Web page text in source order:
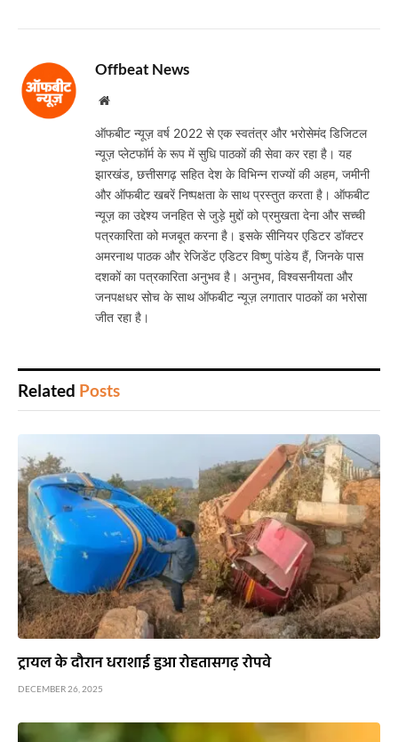
Offbeat News
Website
ऑफबीट न्यूज़ वर्ष 2022 से एक स्वतंत्र और भरोसेमंद डिजिटल
न्यूज़ प्लेटफॉर्म के रूप में सुधि पाठकों की सेवा कर रहा है। यह
झारखंड, छत्तीसगढ़ सहित देश के विभिन्न राज्यों की अहम, जमीनी
और ऑफबीट खबरें निष्पक्षता के साथ प्रस्तुत करता है। ऑफबीट
न्यूज़ का उद्देश्य जनहित से जुड़े मुद्दों को प्रमुखता देना और सच्ची
पत्रकारिता को मजबूत करना है। इसके सीनियर एडिटर डॉक्टर
अमरनाथ पाठक और रेजिडेंट एडिटर विष्णु पांडेय हैं, जिनके पास
दशकों का पत्रकारिता अनुभव है। अनुभव, विश्वसनीयता और
जनपक्षधर सोच के साथ ऑफबीट न्यूज़ लगातार पाठकों का भरोसा
जीत रहा है।
Related Posts
ट्रायल के दौरान धराशाई हुआ रोहतासगढ़ रोपवे
DECEMBER 26, 2025